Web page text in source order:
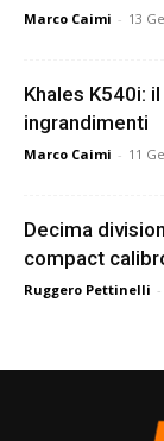
Marco Caimi - 13
Khales K540i:
ingrandimenti
Marco Caimi - 11
Decima
compact
Ruggero Pettinelli -